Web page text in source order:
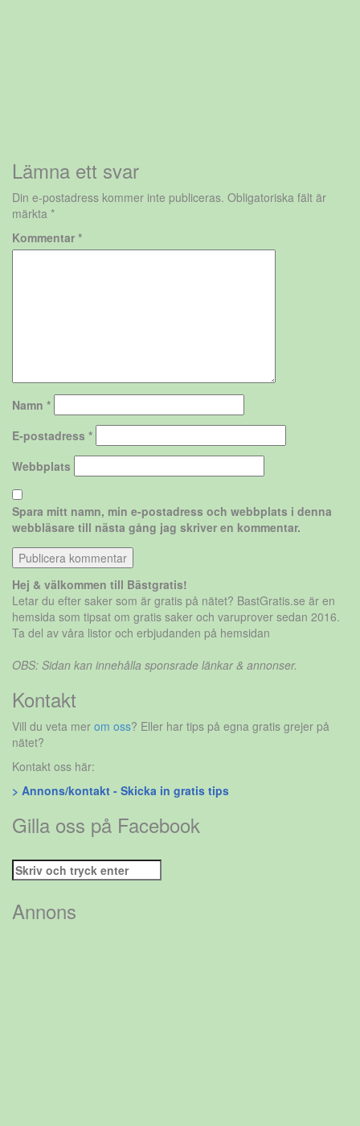
Lämna ett svar
Din e-postadress kommer inte publiceras. Obligatoriska fält är
märkta *
Kommentar *
Namn *
E-postadress *
Webbplats
Spara mitt namn, min e-postadress och webbplats i denna
webbläsare till nästa gång jag skriver en kommentar.
Hej & välkommen till Bästgratis!
Letar du efter saker som är gratis på nätet? BastGratis.se är en
hemsida som tipsat om gratis saker och varuprover sedan 2016.
Ta del av våra listor och erbjudanden på hemsidan
OBS: Sidan kan innehålla sponsrade länkar & annonser.
Kontakt
Vill du veta mer om oss? Eller har tips på egna gratis grejer på
nätet?
Kontakt oss här:
> Annons/kontakt - Skicka in gratis tips
Gilla oss på Facebook
Sök
efter:
Annons